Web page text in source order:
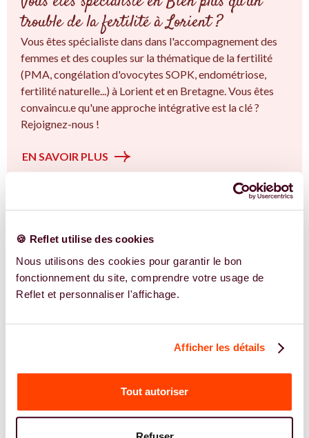
🍪 Reflet utilise des cookies
Nous utilisons des cookies pour garantir le bon
fonctionnement du site, comprendre votre usage de
Reflet et personnaliser l'affichage.
Afficher les détails
Tout autoriser
trouble de la fertilité à Lorient ?
Vous êtes spécialiste dans dans l'accompagnement des
femmes et des couples sur la thématique de la fertilité
(PMA, congélation d'ovocytes SOPK, endométriose,
fertilité naturelle...) à Lorient et en Bretagne. Vous êtes
convaincu.e qu'une approche intégrative est la clé ?
Rejoignez-nous !
EN SAVOIR PLUS